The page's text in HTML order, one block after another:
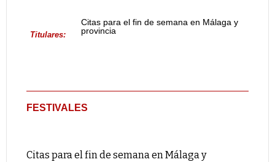
Titulares:
Citas para el fin de semana en Málaga y
provincia
FESTIVALES
Citas para el fin de semana en Málaga y